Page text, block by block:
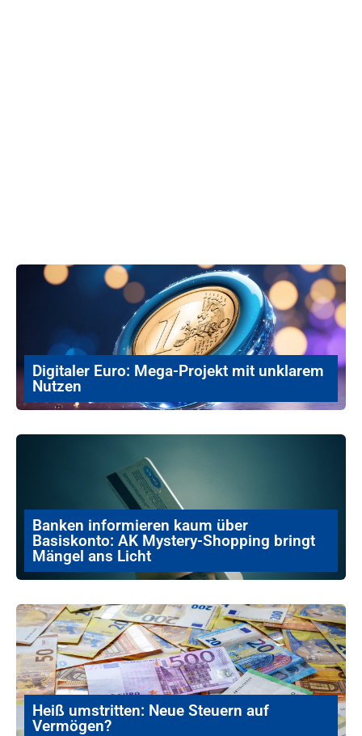
Digitaler Euro: Mega-Projekt mit unklarem
Nutzen
Banken informieren kaum über
Basiskonto: AK Mystery-Shopping bringt
Mängel ans Licht
Heiß umstritten: Neue Steuern auf
Vermögen?